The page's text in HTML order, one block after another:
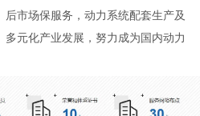
市场保服务，动力系统配套生产及
元化产业发展，努力成为国内动力